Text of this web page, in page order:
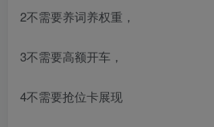
2不需要养词养权重，
3不需要高额开车，
4不需要抢位卡展现